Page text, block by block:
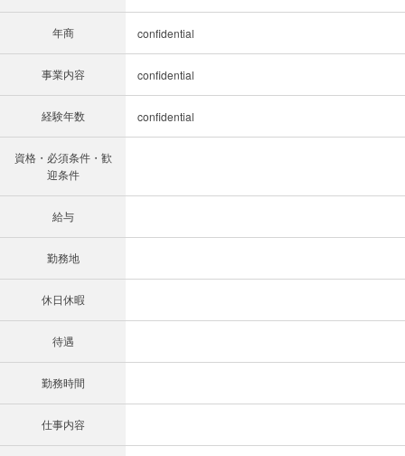
年商 confidential
事業内容 confidential
経験年数 confidential
資格・必須条件・歓
迎条件
給与
勤務地
休日休暇
待遇
勤務時間
仕事内容